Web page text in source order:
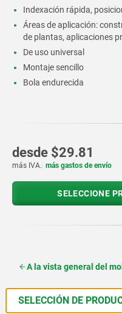
Indexación rápida,
Áreas de aplicación:
de plantas, aplicaciones
De uso universal
Montaje sencillo
Bola endurecida
desde $29.81
más IVA. más gastos de envío
SELECCIONE
A la vista general del
SELECCIÓN DE